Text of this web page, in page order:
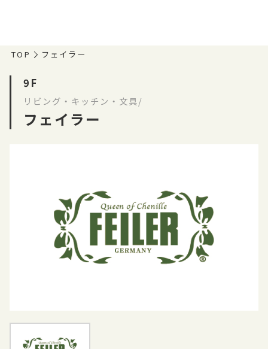
TOP フェイラー
9F
リビング・キッチン・文具/
フェイラー